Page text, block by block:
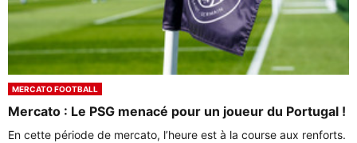
MERCATO FOOTBALL
Mercato : Le PSG menacé pour un joueur du Portugal !
En cette période de mercato, l’heure est à la course aux renforts.